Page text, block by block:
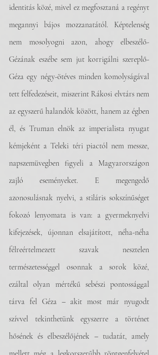
identitás közé, mivel ez megfosztaná a regényt
megannyi bájos mozzanatától. Képtelenség
nem mosolyogni azon, ahogy elbeszélő-
Gézának eszébe sem jut korrigálni szereplő-
Géza egy négy-ötéves minden komolyságával
tett felfedezéseit, miszerint Rákosi elvtárs nem
az egyszerű halandók között, hanem az égben
él, és Truman elnök az imperialista nyugat
kémjeként a Teleki téri piactól nem messze,
napszemüvegben figyeli a Magyarországon
zajló eseményeket. E megengedő
azonosulásnak nyelvi, a stiláris sokszínűséget
fokozó lenyomata is van: a gyermeknyelvi
kifejezések, újonnan elsajátított, néha-néha
félreértelmezett szavak nesztelen
természetességgel osonnak a sorok közé,
ezáltal olyan mértékű sebészi pontossággal
tárva fel Géza – akit most már nyugodt
szívvel tekinthetünk egyszerre a történet
hősének és elbeszélőjének – tudatát, amely